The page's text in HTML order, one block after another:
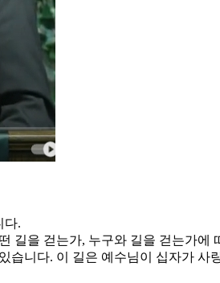
다.
길을 걷는가, 누구와 길을 걷는가에
습니다. 이 길은 예수님이 십자가